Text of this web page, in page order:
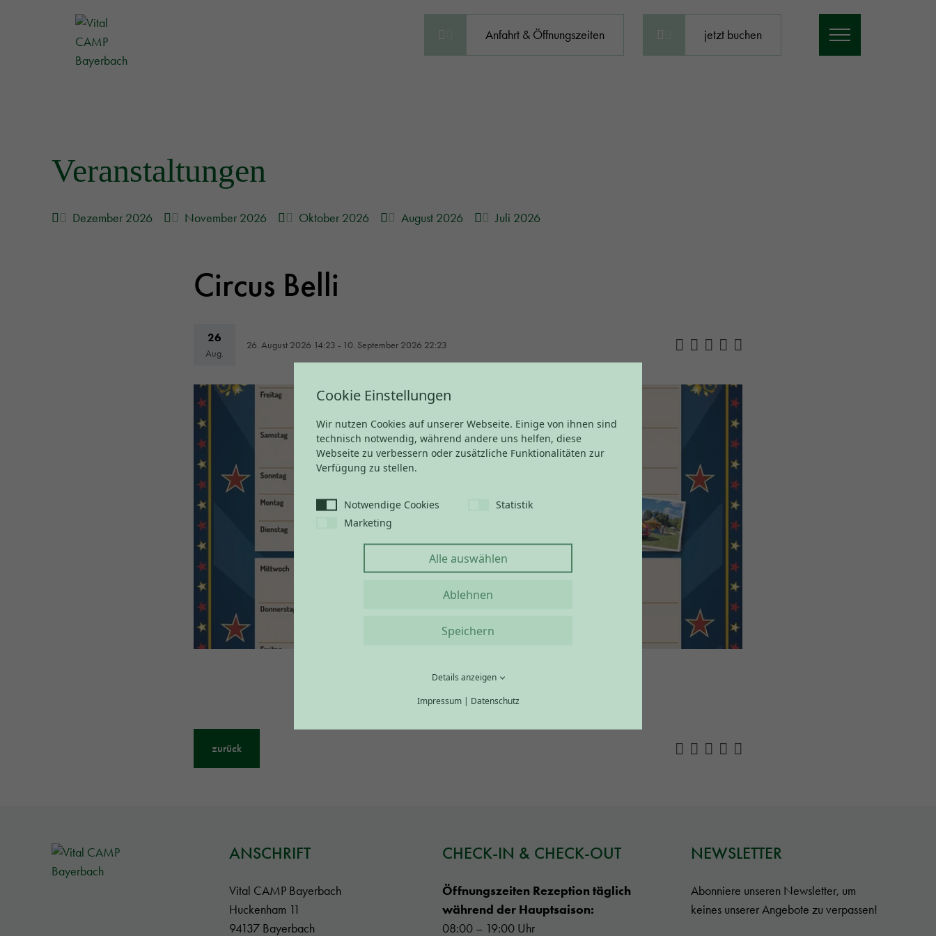
Anfahrt & Öffnungszeiten jetzt buchen
Veranstaltungen
Dezember 2026 November 2026 Oktober 2026 August 2026 Juli 2026
Circus Belli
26
Aug.
26. August 2026 14:23 - 10. September 2026 22:23
zurück
ANSCHRIFT
Vital CAMP Bayerbach
Huckenham 11
94137 Bayerbach
CHECK-IN & CHECK-OUT
Öffnungszeiten Rezeption täglich
während der Hauptsaison:
08:00 – 19:00 Uhr
NEWSLETTER
Abonniere unseren Newsletter, um
keines unserer Angebote zu verpassen!
Cookie Einstellungen
Wir nutzen Cookies auf unserer Webseite. Einige von ihnen sind
technisch notwendig, während andere uns helfen, diese
Webseite zu verbessern oder zusätzliche Funktionalitäten zur
Verfügung zu stellen.
Notwendige Cookies
Statistik
Marketing
Alle auswählen
Ablehnen
Speichern
Details anzeigen
Impressum| Datenschutz